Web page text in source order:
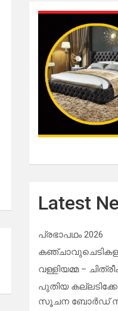
Latest
പ്രഭാപഥം 2026
വള്ളിയമ്മ –
പുതിയ
സൂചന ബോർഡ്